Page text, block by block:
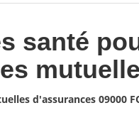
santé
d'assurances 09000